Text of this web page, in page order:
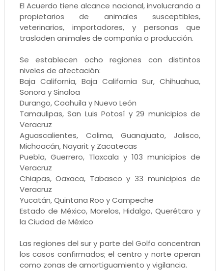
El Acuerdo tiene alcance nacional, involucrando a
propietarios de animales susceptibles,
veterinarios, importadores, y personas que
trasladen animales de compañía o producción.
Se establecen ocho regiones con distintos
niveles de afectación:
Baja California, Baja California Sur, Chihuahua,
Sonora y Sinaloa
Durango, Coahuila y Nuevo León
Tamaulipas, San Luis Potosí y 29 municipios de
Veracruz
Aguascalientes, Colima, Guanajuato, Jalisco,
Michoacán, Nayarit y Zacatecas
Puebla, Guerrero, Tlaxcala y 103 municipios de
Veracruz
Chiapas, Oaxaca, Tabasco y 33 municipios de
Veracruz
Yucatán, Quintana Roo y Campeche
Estado de México, Morelos, Hidalgo, Querétaro y
la Ciudad de México
Las regiones del sur y parte del Golfo concentran
los casos confirmados; el centro y norte operan
como zonas de amortiguamiento y vigilancia.